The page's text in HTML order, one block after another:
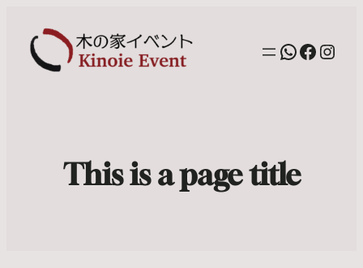
This is a page title